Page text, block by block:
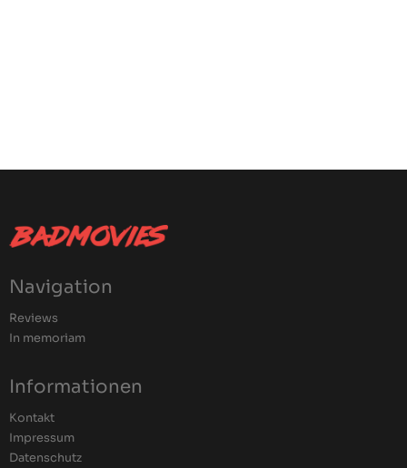
Navigation
Reviews
In memoriam
Informationen
Kontakt
Impressum
Datenschutz